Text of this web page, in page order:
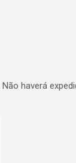
Não haverá